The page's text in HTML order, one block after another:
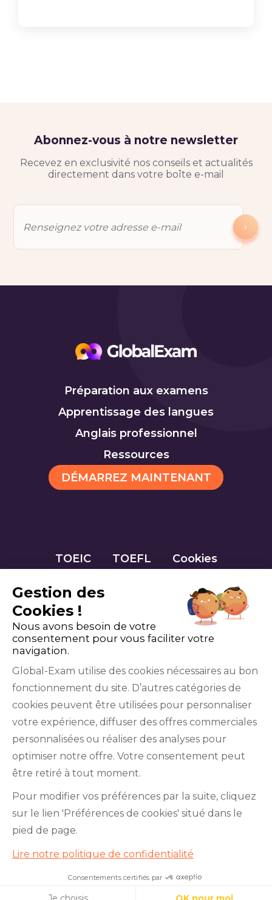
Réussissez le Linguaskill !
Abonnez-vous à notre newsletter
Recevez en exclusivité nos conseils et actualités
directement dans votre boîte e-mail
Préparation aux examens
Apprentissage des langues
Anglais professionnel
Ressources
DÉMARREZ MAINTENANT
TOEIC TOEFL Cookies
Twitter YouTube
institutions qui gèrent les examens officiels du
BRIGHT English, de l’IELTS, du TOEFL ITP®, des
Cambridge B2 First et C1 Advanced, du TOEIC
Bridge™, du HSK®, du BRIGHT Español, du DELE,
Gestion des
Cookies !
Nous avons besoin de votre
consentement pour vous faciliter votre
navigation.
Global-Exam utilise des cookies nécessaires au bon
fonctionnement du site. D’autres catégories de
cookies peuvent être utilisées pour personnaliser
votre expérience, diffuser des offres commerciales
personnalisées ou réaliser des analyses pour
optimiser notre offre. Votre consentement peut
être retiré à tout moment.
Pour modifier vos préférences par la suite, cliquez
sur le lien 'Préférences de cookies' situé dans le
pied de page.
Lire notre politique de confidentialité
Consentements certifiés par
Cookies